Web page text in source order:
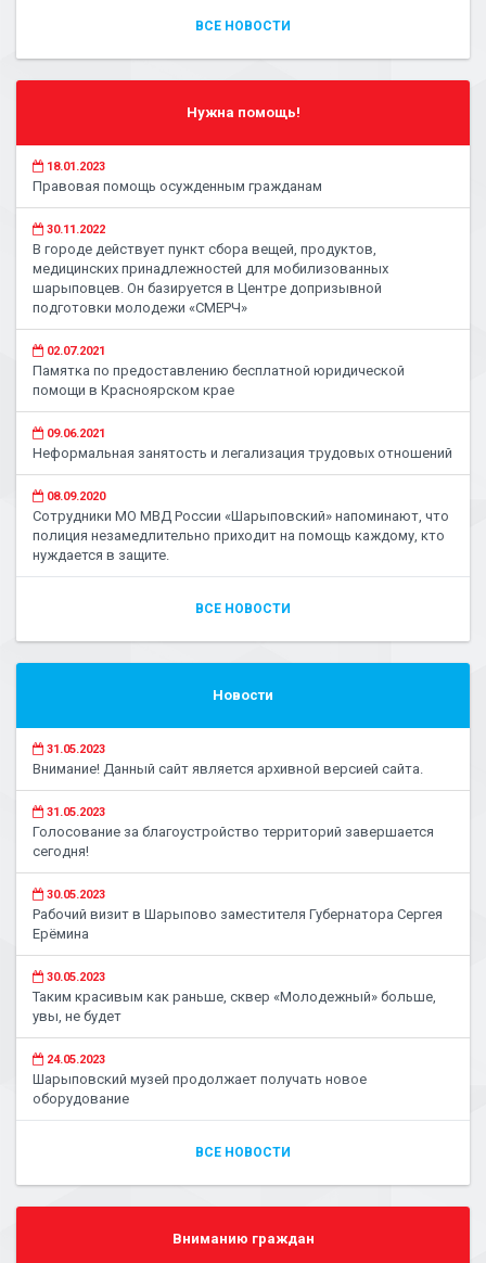
ВСЕ НОВОСТИ
Нужна помощь!
18.01.2023
Правовая помощь осужденным гражданам
30.11.2022
В городе действует пункт сбора вещей, продуктов,
медицинских принадлежностей для мобилизованных
шарыповцев. Он базируется в Центре допризывной
подготовки молодежи «СМЕРЧ»
02.07.2021
Памятка по предоставлению бесплатной юридической
помощи в Красноярском крае
09.06.2021
Неформальная занятость и легализация трудовых отношений
08.09.2020
Сотрудники МО МВД России «Шарыповский» напоминают, что
полиция незамедлительно приходит на помощь каждому, кто
нуждается в защите.
ВСЕ НОВОСТИ
Новости
31.05.2023
Внимание! Данный сайт является архивной версией сайта.
31.05.2023
Голосование за благоустройство территорий завершается
сегодня!
30.05.2023
Рабочий визит в Шарыпово заместителя Губернатора Сергея
Ерёмина
30.05.2023
Таким красивым как раньше, сквер «Молодежный» больше,
увы, не будет
24.05.2023
Шарыповский музей продолжает получать новое
оборудование
ВСЕ НОВОСТИ
Вниманию граждан